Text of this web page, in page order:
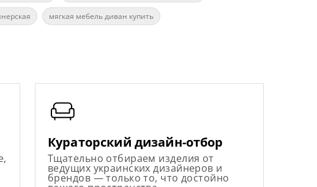
мягкая мебель диван купить
Кураторский дизайн-отбор
Тщательно отбираем изделия от
ведущих украинских дизайнеров и
брендов — только то, что достойно